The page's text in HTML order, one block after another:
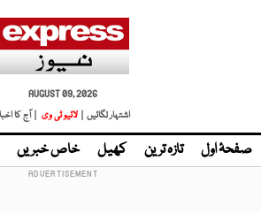
AUGUST 09, 2026
اشتہار لگائیں |
لائیو ٹی وی | آج کا
صفحۂ اول تازہ ترین کھیل خاص خبریں